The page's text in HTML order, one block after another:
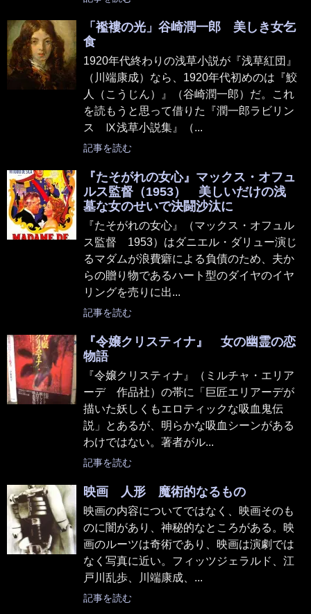
「襤褸の光」谷崎潤一郎 美しき女乞
食
1920年代終わりの浅草小説が『浅草紅団』
（川端康成）なら、1920年代初めのは『鮫
人（こうじん）』（谷崎潤一郎）だ。これ
を読もうと思って借りた『潤一郎ラビリン
ス Ⅸ浅草小説集』（...
記事を読む
『たそがれの女心』マックス・オフュ
ルス監督（1953） 美しいだけの浅
墓な女のせいで決闘沙汰に
『たそがれの女心』（マックス・オフュル
ス監督 1953）はダニエル・ダリュー演じ
るマダムが浪費癖による負債のため、夫か
らの贈り物であるハート型のダイヤのイヤ
リングを売りに出...
記事を読む
『令嬢クリスティナ』 女の幽霊の恋
物語
『令嬢クリスティナ』（ミルチャ・エリア
ーデ 作品社）の帯に「巨匠エリアーデが
描いた妖しくもエロティックな吸血鬼伝
説」とあるが、明らかな吸血シーンがある
わけではない。著者がル...
記事を読む
映画 人形 魔術的なるもの
映画の内容についてではなく、映画そのも
のに闇があり、神秘的なところがある。映
画のルーツは奇術であり、映画は演劇では
なく写真に近い。フィッツジェラルド、江
戸川乱歩、川端康成、...
記事を読む